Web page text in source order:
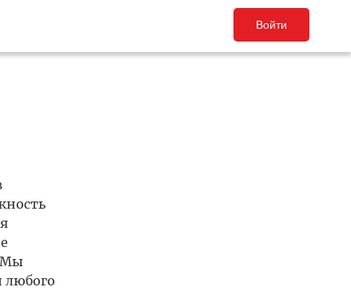
Войти
Мы
любого